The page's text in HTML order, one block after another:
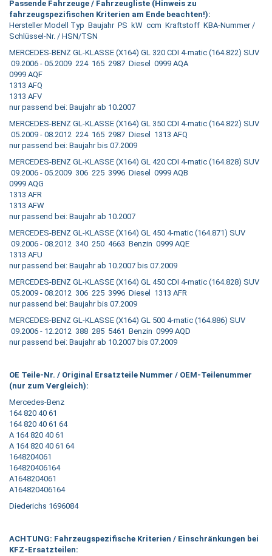
Passende Fahrzeuge / Fahrzeugliste (Hinweis zu
fahrzeugspezifischen Kriterien am Ende beachten!):
Hersteller Modell Typ Baujahr PS kW ccm Kraftstoff KBA-Nummer /
Schlüssel-Nr. / HSN/TSN
MERCEDES-BENZ GL-KLASSE (X164) GL 320 CDI 4-matic (164.822) SUV
09.2006 - 05.2009 224 165 2987 Diesel 0999 AQA
0999 AQF
1313 AFQ
1313 AFV
nur passend bei: Baujahr ab 10.2007
MERCEDES-BENZ GL-KLASSE (X164) GL 350 CDI 4-matic (164.822) SUV
05.2009 - 08.2012 224 165 2987 Diesel 1313 AFQ
nur passend bei: Baujahr bis 07.2009
MERCEDES-BENZ GL-KLASSE (X164) GL 420 CDI 4-matic (164.828) SUV
09.2006 - 05.2009 306 225 3996 Diesel 0999 AQB
0999 AQG
1313 AFR
1313 AFW
nur passend bei: Baujahr ab 10.2007
MERCEDES-BENZ GL-KLASSE (X164) GL 450 4-matic (164.871) SUV
09.2006 - 08.2012 340 250 4663 Benzin 0999 AQE
1313 AFU
nur passend bei: Baujahr ab 10.2007 bis 07.2009
MERCEDES-BENZ GL-KLASSE (X164) GL 450 CDI 4-matic (164.828) SUV
05.2009 - 08.2012 306 225 3996 Diesel 1313 AFR
nur passend bei: Baujahr bis 07.2009
MERCEDES-BENZ GL-KLASSE (X164) GL 500 4-matic (164.886) SUV
09.2006 - 12.2012 388 285 5461 Benzin 0999 AQD
nur passend bei: Baujahr ab 10.2007 bis 07.2009
OE Teile-Nr. / Original Ersatzteile Nummer / OEM-Teilenummer
(nur zum Vergleich):
Mercedes-Benz
164 820 40 61
164 820 40 61 64
A 164 820 40 61
A 164 820 40 61 64
1648204061
164820406164
A1648204061
A164820406164
Diederichs 1696084
ACHTUNG: Fahrzeugspezifische Kriterien / Einschränkungen bei
KFZ-Ersatzteilen: